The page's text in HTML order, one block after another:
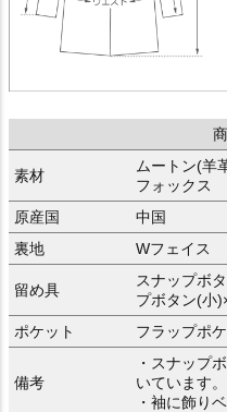
素材
ムートン(羊
フォックス
原産国
中国
裏地
Wフェイス
留め具
スナップボ
プボタン(小
ポケット
フラップポ
備考
・スナップ
いています。
・袖に飾り